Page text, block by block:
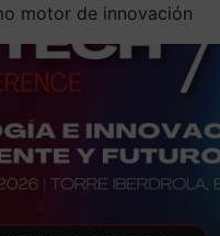
motor de innovación